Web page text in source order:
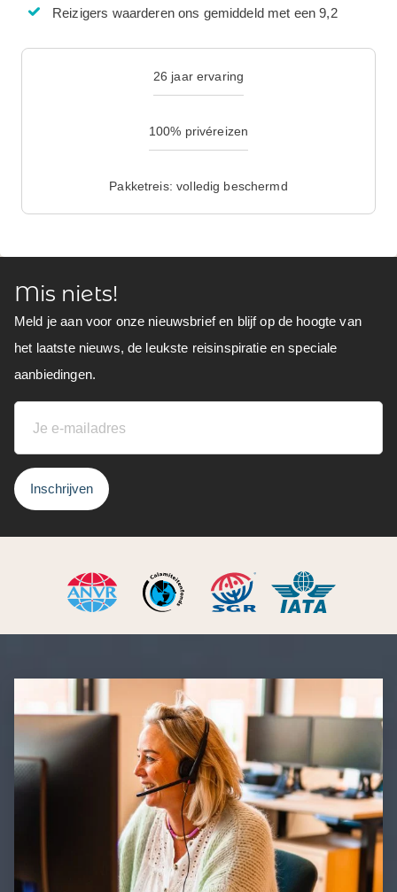
Reizigers waarderen ons gemiddeld met een 9,2
26 jaar ervaring
100% privéreizen
Pakketreis: volledig beschermd
Mis niets!
Meld je aan voor onze nieuwsbrief en blijf op de hoogte van
het laatste nieuws, de leukste reisinspiratie en speciale
aanbiedingen.
Inschrijven